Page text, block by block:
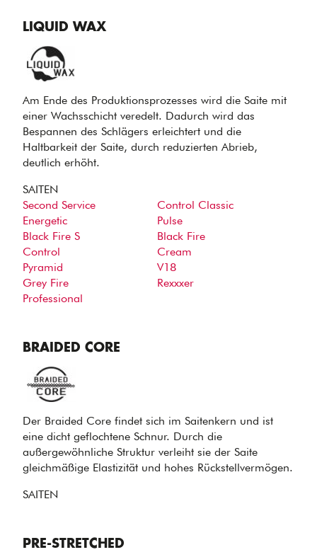
LIQUID WAX
Am Ende des Produktionsprozesses wird die Saite mit
einer Wachsschicht veredelt. Dadurch wird das
Bespannen des Schlägers erleichtert und die
Haltbarkeit der Saite, durch reduzierten Abrieb,
deutlich erhöht.
SAITEN
Second Service
Control Classic
Energetic
Pulse
Black Fire S
Black Fire
Control
Cream
Pyramid
V18
Grey Fire
Rexxxer
Professional
BRAIDED CORE
Der Braided Core findet sich im Saitenkern und ist
eine dicht geflochtene Schnur. Durch die
außergewöhnliche Struktur verleiht sie der Saite
gleichmäßige Elastizität und hohes Rückstellvermögen.
SAITEN
PRE-STRETCHED